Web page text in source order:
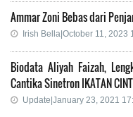
Ammar Zoni Bebas dari
Irish Bella|October 11, 2023
Biodata Aliyah Faizah,
Cantika Sinetron IKATAN
Update|January 23, 2021